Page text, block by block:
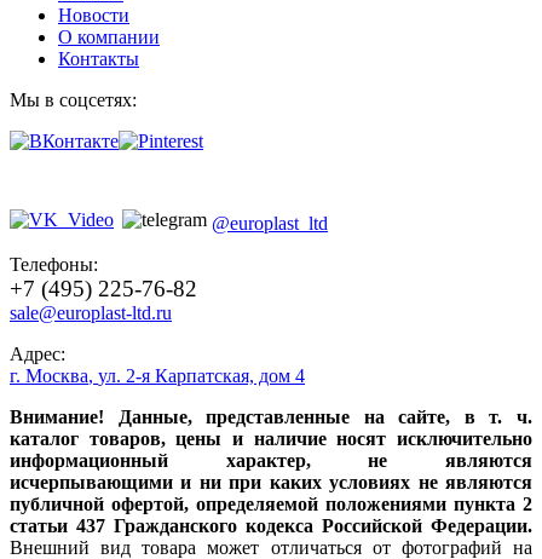
Новости
О компании
Контакты
Мы в соцсетях:
@europlast_ltd
Телефоны:
+7 (495) 225-76-82
sale@europlast-ltd.ru
Адрес:
г. Москва, ул. 2-я Карпатская, дом 4
Внимание! Данные, представленные на сайте, в т. ч.
каталог товаров, цены и наличие носят исключительно
информационный характер, не являются
исчерпывающими и ни при каких условиях не являются
публичной офертой, определяемой положениями пункта 2
статьи 437 Гражданского кодекса Российской Федерации.
Внешний вид товара может отличаться от фотографий на